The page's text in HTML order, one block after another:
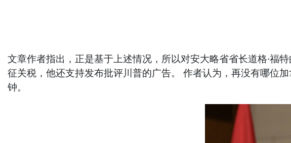
文章作者指出，正是基于上述情况，所以对安大略省省长道格·福
征关税，他还支持发布批评川普的广告。 作者认为，再没有哪位
钟。